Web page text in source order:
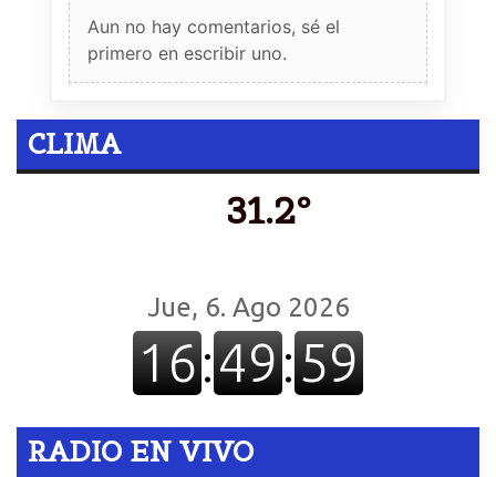
Aun no hay comentarios, sé el
primero en escribir uno.
CLIMA
31.2º
RADIO EN VIVO